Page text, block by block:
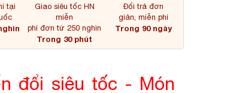
tại
Giao siêu tốc HN
miễn
phí đơn từ 250 nghìn
Trong 30 phút
Đổi trả đơn
giản, miễn phí
Trong 90 ngày
đổi siêu tốc - Món